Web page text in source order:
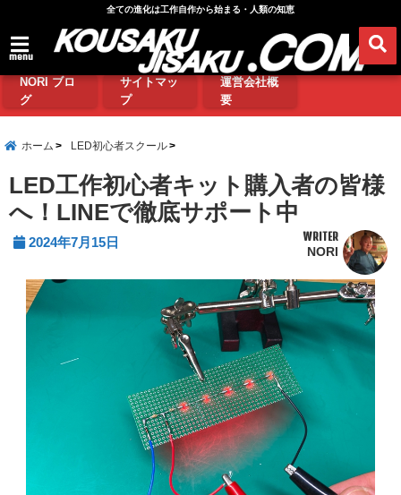
全ての進化は工作自作から始まる・人類の知恵
menu
NORI ブロ
グ
サイトマッ
プ
運営会社概
要
ホーム LED初心者スクール
LED工作初心者キット購入者の皆様
へ！LINEで徹底サポート中
2024年7月15日 WRITER
NORI